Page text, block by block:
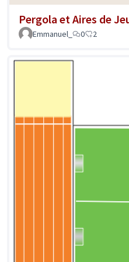
Pergola et Aires de
Emmanuel_
0 2